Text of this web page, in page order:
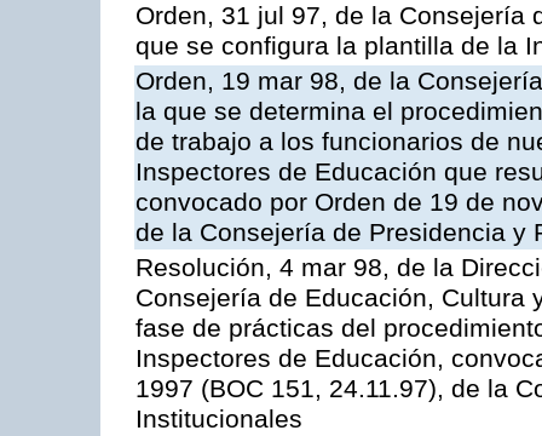
Orden, 31 jul 97, de la Consejería
que se configura la plantilla de la
Orden, 19 mar 98, de la
la que se determina el
de trabajo a los funcionarios de
Inspectores de Educación que
convocado por Orden de 19 de
de la Consejería de Presidencia y
Resolución, 4 mar 98, de la
Consejería de Educación, Cultura
fase de prácticas del
Inspectores de Educación,
1997 (BOC 151, 24.11.97), de la
Institucionales